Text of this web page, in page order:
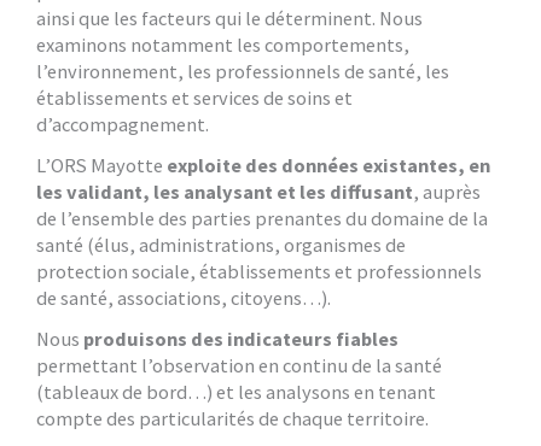
ainsi que les facteurs qui le déterminent. Nous
examinons notamment les comportements,
l’environnement, les professionnels de santé, les
établissements et services de soins et
d’accompagnement.
L’ORS Mayotte exploite des données existantes, en
les validant, les analysant et les diffusant, auprès
de l’ensemble des parties prenantes du domaine de la
santé (élus, administrations, organismes de
protection sociale, établissements et professionnels
de santé, associations, citoyens…).
Nous produisons des indicateurs fiables
permettant l’observation en continu de la santé
(tableaux de bord…) et les analysons en tenant
compte des particularités de chaque territoire.